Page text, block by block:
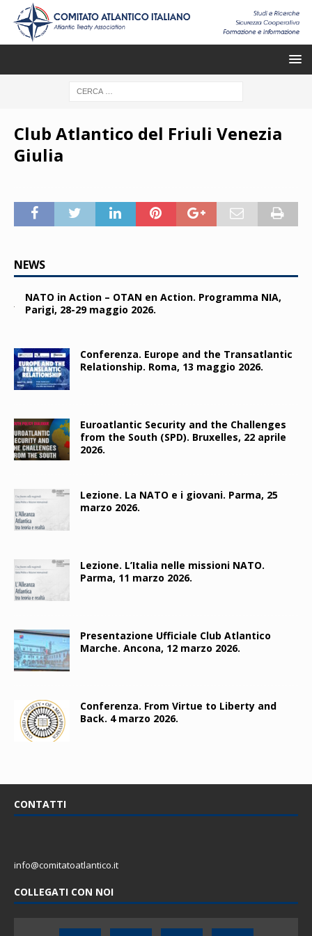
Club Atlantico del Friuli Venezia
Giulia
NEWS
NATO in Action – OTAN en Action. Programma NIA,
Parigi, 28-29 maggio 2026.
Conferenza. Europe and the Transatlantic
Relationship. Roma, 13 maggio 2026.
Euroatlantic Security and the Challenges
from the South (SPD). Bruxelles, 22 aprile
2026.
Lezione. La NATO e i giovani. Parma, 25
marzo 2026.
Lezione. L’Italia nelle missioni NATO.
Parma, 11 marzo 2026.
Presentazione Ufficiale Club Atlantico
Marche. Ancona, 12 marzo 2026.
Conferenza. From Virtue to Liberty and
Back. 4 marzo 2026.
CONTATTI
info@comitatoatlantico.it
COLLEGATI CON NOI